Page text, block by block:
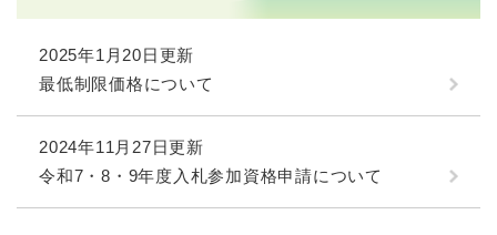
2025年1月20日更新
最低制限価格について
2024年11月27日更新
令和7・8・9年度入札参加資格申請について